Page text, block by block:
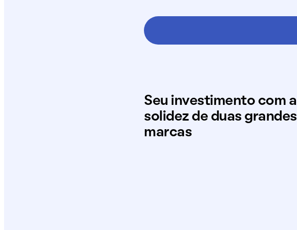
Seu investimento com a
solidez de duas grandes
marcas